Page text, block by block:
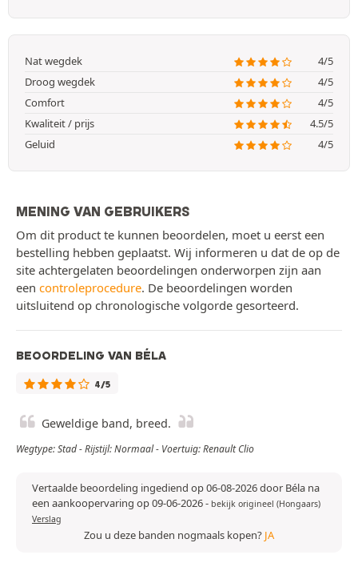
Nat wegdek
4/5
Droog wegdek
4/5
Comfort
4/5
Kwaliteit / prijs
4.5/5
Geluid
4/5
MENING VAN GEBRUIKERS
Om dit product te kunnen beoordelen, moet u eerst een
bestelling hebben geplaatst. Wij informeren u dat de op de
site achtergelaten beoordelingen onderworpen zijn aan
een controleprocedure. De beoordelingen worden
uitsluitend op chronologische volgorde gesorteerd.
BEOORDELING VAN BÉLA
4/5
Geweldige band, breed.
Wegtype: Stad - Rijstijl: Normaal - Voertuig: Renault Clio
Vertaalde beoordeling ingediend op 06-08-2026 door Béla na
een aankoopervaring op 09-06-2026- bekijk origineel (Hongaars)
Verslag
Zou u deze banden nogmaals kopen? JA